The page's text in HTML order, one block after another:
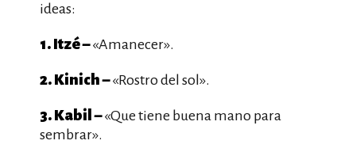
ideas:
1. Itzé –«Amanecer».
2. Kinich –«Rostro del sol».
3. Kabil –«Que tiene buena mano para
sembrar».